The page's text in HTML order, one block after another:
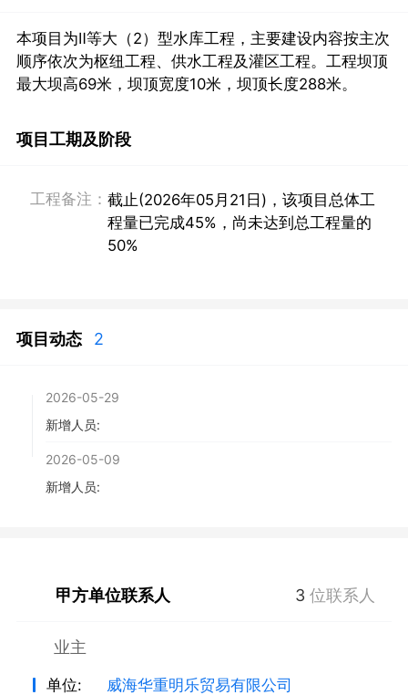
本项目为Ⅱ等大（2）型水库工程，主要建设内容按主次
顺序依次为枢纽工程、供水工程及灌区工程。工程坝顶
最大坝高69米，坝顶宽度10米，坝顶长度288米。
项目工期及阶段
工程备注： 截止(2026年05月21日)，该项目总体工
程量已完成45%，尚未达到总工程量的
50%
项目动态 2
2026-05-29
新增人员:
2026-05-09
新增人员:
甲方单位联系人 3 位联系人
业主
单位: 威海华重明乐贸易有限公司